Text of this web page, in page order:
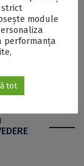
strategice ale
a promova
unui
și incluziunii.
sub tema
strict
module
performanța
tot